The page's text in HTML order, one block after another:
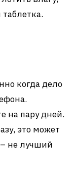
когда дело
на пару дней.
это может
не лучший